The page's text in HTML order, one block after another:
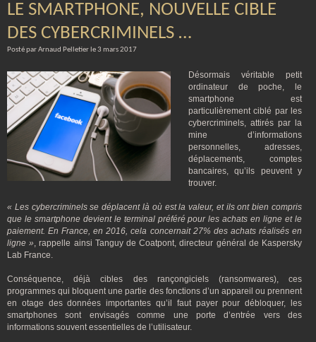
LE SMARTPHONE, NOUVELLE CIBLE
DES CYBERCRIMINELS …
Posté par Arnaud Pelletier le 3 mars 2017
Désormais véritable petit
ordinateur de poche, le
smartphone est
particulièrement ciblé par les
cybercriminels, attirés par la
mine d’informations
personnelles, adresses,
déplacements, comptes
bancaires, qu’ils peuvent y
trouver.
« Les cybercriminels se déplacent là où est la valeur, et ils ont bien compris
que le smartphone devient le terminal préféré pour les achats en ligne et le
paiement. En France, en 2016, cela concernait 27% des achats réalisés en
ligne », rappelle ainsi Tanguy de Coatpont, directeur général de Kaspersky
Lab France.
Conséquence, déjà cibles des rançongiciels (ransomwares), ces
programmes qui bloquent une partie des fonctions d’un appareil ou prennent
en otage des données importantes qu’il faut payer pour débloquer, les
smartphones sont envisagés comme une porte d’entrée vers des
informations souvent essentielles de l’utilisateur.